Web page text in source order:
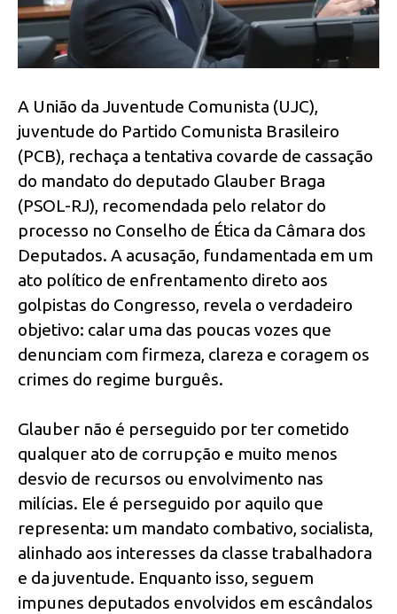
A União da Juventude Comunista (UJC),
juventude do Partido Comunista Brasileiro
(PCB), rechaça a tentativa covarde de cassação
do mandato do deputado Glauber Braga
(PSOL-RJ), recomendada pelo relator do
processo no Conselho de Ética da Câmara dos
Deputados. A acusação, fundamentada em um
ato político de enfrentamento direto aos
golpistas do Congresso, revela o verdadeiro
objetivo: calar uma das poucas vozes que
denunciam com firmeza, clareza e coragem os
crimes do regime burguês.
Glauber não é perseguido por ter cometido
qualquer ato de corrupção e muito menos
desvio de recursos ou envolvimento nas
milícias. Ele é perseguido por aquilo que
representa: um mandato combativo, socialista,
alinhado aos interesses da classe trabalhadora
e da juventude. Enquanto isso, seguem
impunes deputados envolvidos em escândalos